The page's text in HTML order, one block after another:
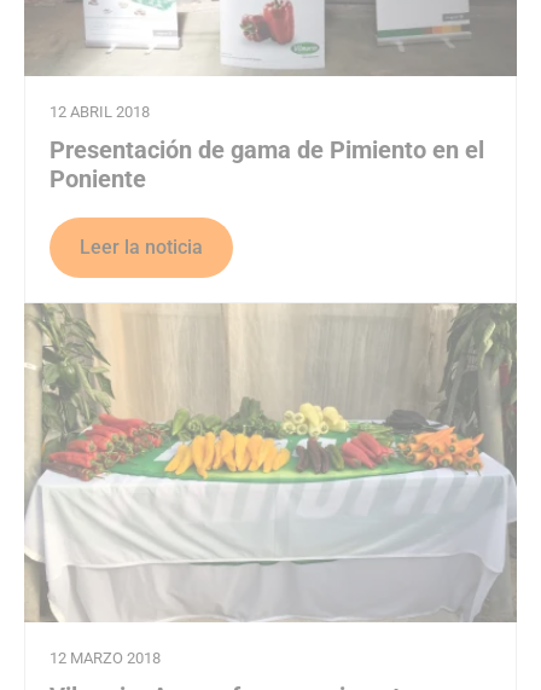
12 ABRIL 2018
Presentación de gama de Pimiento en el
Poniente
Leer la noticia
12 MARZO 2018